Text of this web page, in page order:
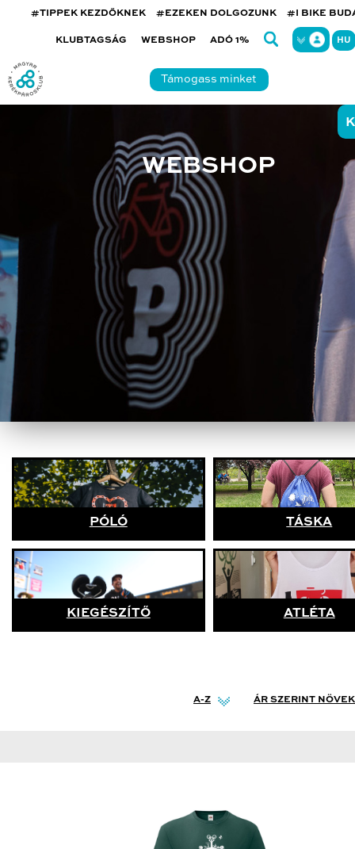
#TIPPEK KEZDŐKNEK #EZEKEN DOLGOZUNK #I BIKE
KLUBTAGSÁG WEBSHOP ADÓ 1% HU
Támogass minket
WEBSHOP
PÓLÓ TÁSKA
KIEGÉSZÍTŐ ATLÉTA
A-Z ÁR SZERINT